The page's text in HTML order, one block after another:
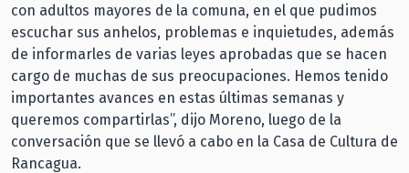
con adultos mayores de la comuna, en el que pudimos
escuchar sus anhelos, problemas e inquietudes, además
de informarles de varias leyes aprobadas que se hacen
cargo de muchas de sus preocupaciones. Hemos tenido
importantes avances en estas últimas semanas y
queremos compartirlas”, dijo Moreno, luego de la
conversación que se llevó a cabo en la Casa de Cultura de
Rancagua.